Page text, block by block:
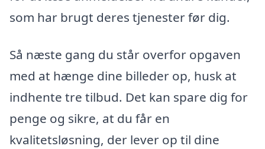
som har brugt deres tjenester før dig.
Så næste gang du står overfor opgaven
med at hænge dine billeder op, husk at
indhente tre tilbud. Det kan spare dig for
penge og sikre, at du får en
kvalitetsløsning, der lever op til dine